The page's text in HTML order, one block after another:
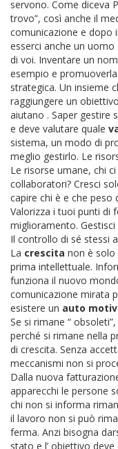
servono. Come diceva
trovo”, così anche il
comunicazione e dopo
esserci anche un uomo
di voi. Inventare un
esempio e
strategica. Un insieme
raggiungere un
aiutano . Saper gestire
e deve valutare quale
sistema, un modo di
meglio gestirlo. Le
Le risorse umane, chi
collaboratori? Cresci
capire chi è e che peso
Valorizza i tuoi punti di
miglioramento.
Il controllo di sé stessi
La crescita non è solo
prima intellettuale.
funziona il nuovo
comunicazione mirata
esistere un auto
Se si rimane “
perché si rimane nella
di crescita. Senza
meccanismi non si
Dalla nuova
apparecchi le persone
chi non si informa
il lavoro non si può
ferma. Anzi bisogna
stato e l’ obiettivo